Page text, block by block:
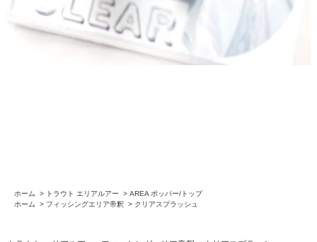
ホーム > トラウト エリアルアー > AREA ポッパー/トップ
ホーム
> フィッシングエリア帝釈 > クリアスプラッシュ